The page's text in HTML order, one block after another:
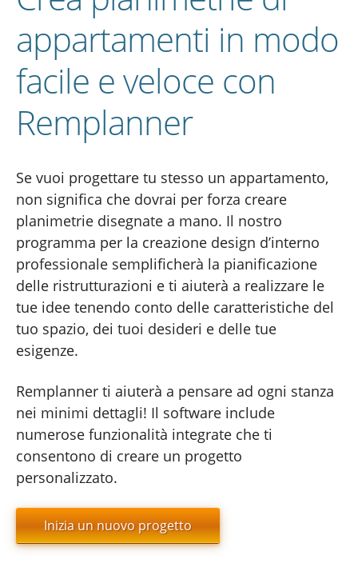
appartamenti in modo
facile e veloce con
Remplanner
Se vuoi progettare tu stesso un appartamento,
non significa che dovrai per forza creare
planimetrie disegnate a mano. Il nostro
programma per la creazione design d’interno
professionale semplificherà la pianificazione
delle ristrutturazioni e ti aiuterà a realizzare le
tue idee tenendo conto delle caratteristiche del
tuo spazio, dei tuoi desideri e delle tue
esigenze.
Remplanner ti aiuterà a pensare ad ogni stanza
nei minimi dettagli! Il software include
numerose funzionalità integrate che ti
consentono di creare un progetto
personalizzato.
Inizia un nuovo progetto